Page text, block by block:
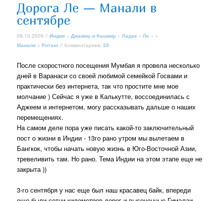
Дорога Ле — Манали в
сентябре
09.10.2009 //Индия » Джамму и Кашмир »Ладак »Ле » +
Манали +Ротанг // Комментариев:25
После скоростного посещения Мумбая я провела несколько
дней в Варанаси со своей любимой семейкой Госвами и
практически без интернета, так что простите мне мое
молчание ) Сейчас я уже в Калькутте, воссоединилась с
Аджеем и интернетом, могу рассказывать дальше о наших
перемещениях.
На самом деле пора уже писать какой-то заключительный
пост о жизни в Индии - 13го рано утром мы вылетаем в
Бангкок, чтобы начать новую жизнь в Юго-Восточной Азии,
тревеливить там. Но рано. Тема Индии на этом этапе еще не
закрыта ))
3-го сентября у нас еще был наш красавец байк, впереди